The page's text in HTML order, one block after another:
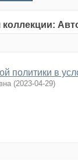
коллекции:
политики в
(2023-04-29)